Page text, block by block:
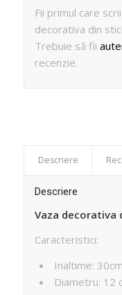
Fii primul care
decorativa din
Trebuie să fii
recenzie.
Descriere
Descriere
Vaza decorativa
Caracteristici:
Inaltime: 30cm
Diametru: 12